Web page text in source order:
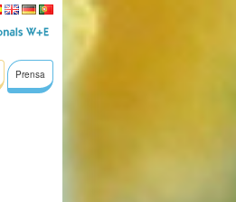
Prensa